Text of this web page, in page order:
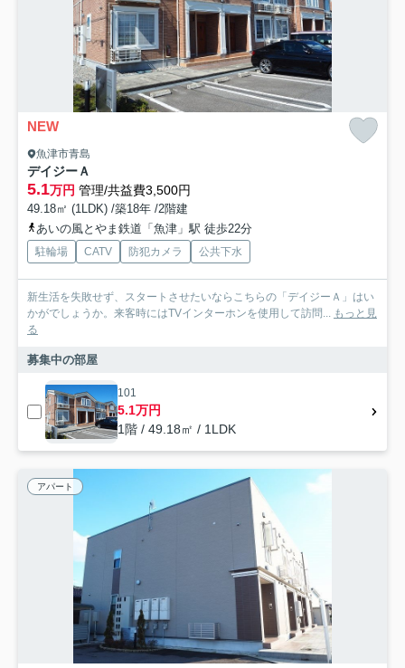
NEW
魚津市青島
デイジーＡ
5.1万円 管理/共益費3,500円
49.18㎡ (1LDK) /築18年 /2階建
あいの風とやま鉄道「魚津」駅 徒歩22分
駐輪場 CATV 防犯カメラ 公共下水
新生活を失敗せず、スタートさせたいならこちらの「デイジーＡ」はい
かがでしょうか。来客時にはTVインターホンを使用して訪問... もっと見
る
募集中の部屋
101
5.1万円
1階 / 49.18㎡ / 1LDK
アパート